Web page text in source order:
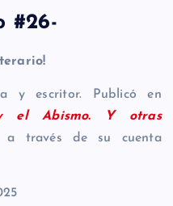
#26-
y escritor. Publicó en
el Abismo. Y otras
a través de su cuenta